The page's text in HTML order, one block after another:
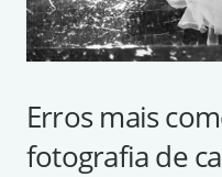
Erros mais
fotografia de